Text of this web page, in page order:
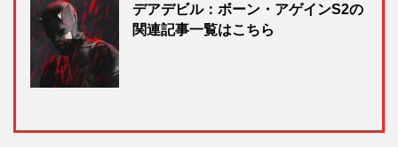
デアデビル：ボーン・アゲインS2の
関連記事一覧はこちら